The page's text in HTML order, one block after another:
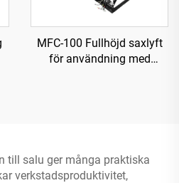
MFC-100 Fullhöjd saxlyft
för användning med
till salu ger många praktiska
verkstadsproduktivitet,